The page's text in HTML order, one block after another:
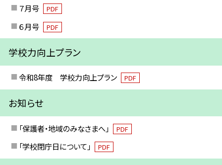
７月号 PDF
６月号 PDF
学校力向上プラン
令和8年度 学校力向上プラン PDF
お知らせ
「保護者・地域のみなさまへ」 PDF
「学校閉庁日について」 PDF